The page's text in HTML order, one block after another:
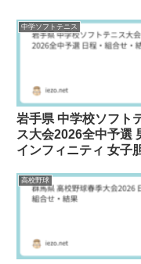
中学ソフトテニス
岩手県 中学校ソフト
ス大会2026全中予選
インフィニティ 女子
高校野球